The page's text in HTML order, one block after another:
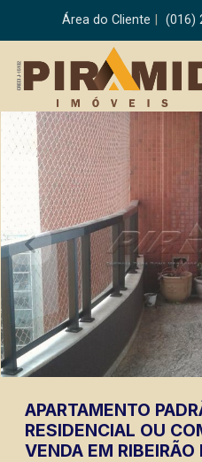
Área do Cliente (016)
APARTAMENTO
RESIDENCIAL OU
VENDA EM RIBEIRÃO